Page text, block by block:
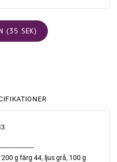
(35 SEK)
g färg 44, ljus grå, 100 g